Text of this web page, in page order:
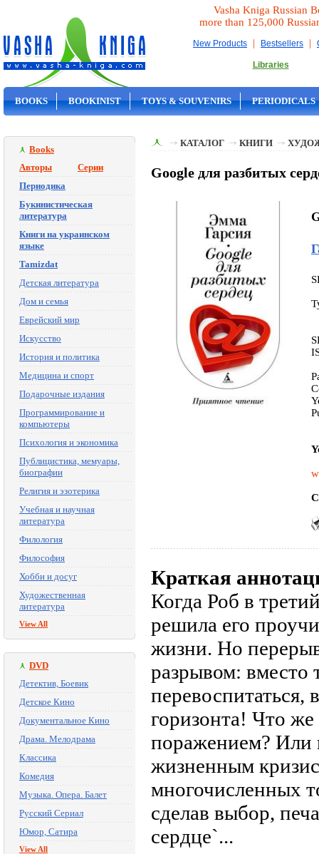
Vasha Kniga Russian
more than 125,000
New Products | Bestsellers |
Libraries
BOOKS BOOKINIST TOYS & SOUVENIRS PERIODICALS
Books
Авторы
Серии
Периодика
Букинистическая
литература
Книги на украинском
языке
Tamizdat
Детская литература
Дом и семья
Еврейский мир
Искусство
История и политика
Медицина и спорт
Подарочные издания
Программирование и
компьютеры
Психология и экономика
Публицистика, мемуары,
биографии
Религия и эзотерика
Учебная и научная
литература
Филология
Философия
Хобби и досуг
Художественная
литература
View All
DVD
Детектив, Боевик
Детское Кино
Документальное Кино
Драма. Мелодрама
Классика
Комедия
Музыка. Опера. Балет
Русский Сериал
Юмор, Сатира
View All
КАТАЛОГ КНИГИ
Google для разбитых
Краткая
Когда Роб в
решила его
жизни. Но
разрывом: вместо
перевоспитаться,
горизонта! Что же
поражением? Или
жизненным
многочисленных
сделав выбор,
сердце`...